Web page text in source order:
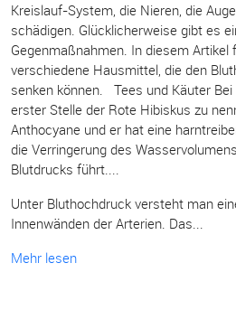
Kreislauf-System, die Nieren, die
schädigen. Glücklicherweise gibt es
Gegenmaßnahmen. In diesem Artikel
verschiedene Hausmittel, die den
senken können. Tees und Käuter
erster Stelle der Rote Hibiskus zu
Anthocyane und er hat eine
die Verringerung des
Blutdrucks führt....
Unter Bluthochdruck versteht man
Innenwänden der Arterien. Das...
Mehr lesen